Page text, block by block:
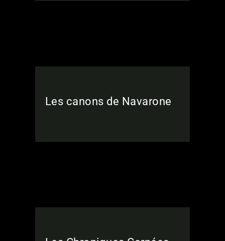
Les canons de Navarone